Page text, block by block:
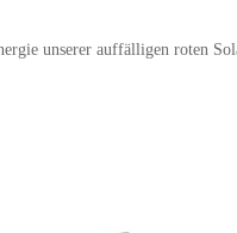
unserer auffälligen roten